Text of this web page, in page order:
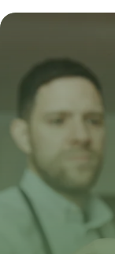
30 mai 2026